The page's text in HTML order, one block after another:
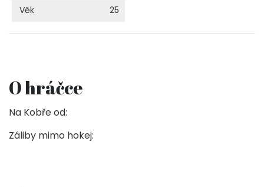
Věk 25
O hráčce
Na Kobře od:
Záliby mimo hokej: